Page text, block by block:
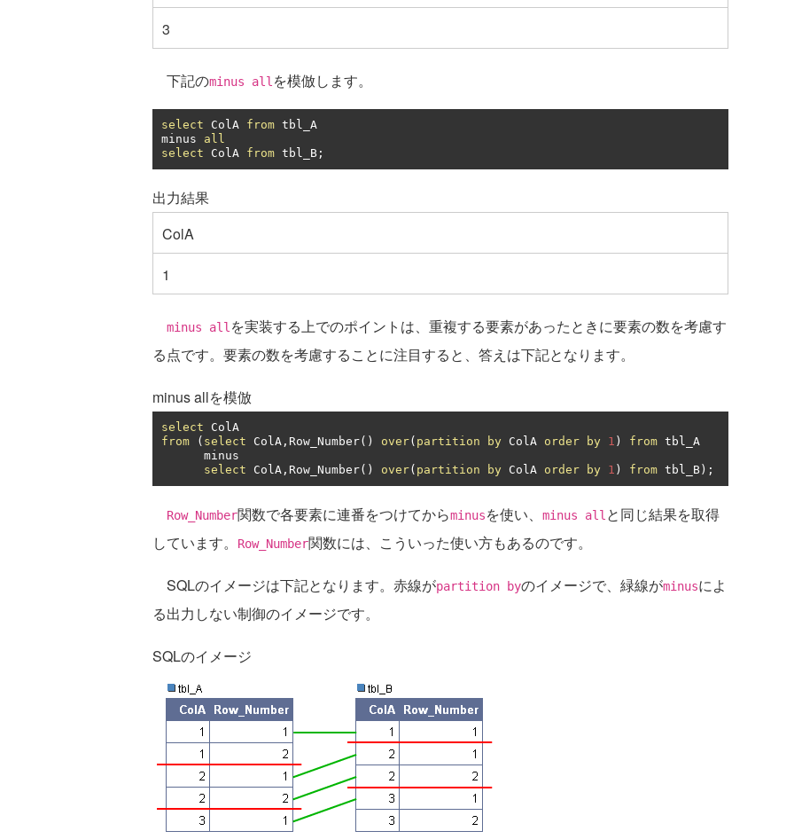
3
下記のminus allを模倣します。
select ColA from tbl_A
minus all
select ColA from tbl_B ;
出力結果
ColA
1
minus allを実装する上でのポイントは、重複する要素があったときに要素の数を考慮す
る点です。要素の数を考慮することに注目すると、答えは下記となります。
minus allを模倣
select
from
( select ColA , Row_Number() over( partition by ColA order by 1 ) from tbl_A
select ColA , Row_Number() over( partition by ColA order by 1 ) from tbl_B );
Row_Number関数で各要素に連番をつけてからminusを使い、 minus allと同じ結果を取得
しています。
Row_Number関数には、こういった使い方もあるのです。
SQLのイメージは下記となります。赤線がpartition byのイメージで、緑線がminusによ
る出力しない制御のイメージです。
SQLのイメージ